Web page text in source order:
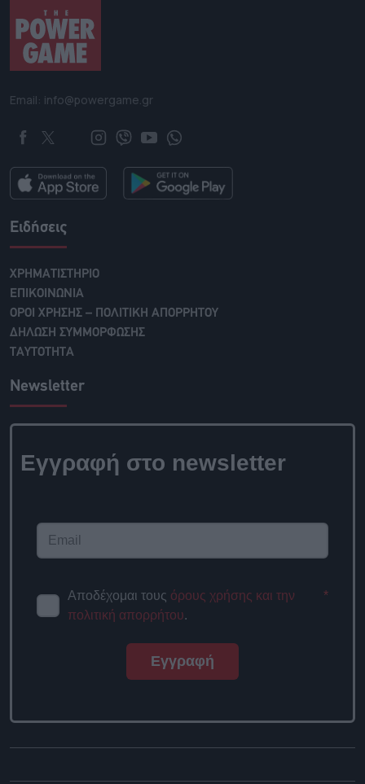
Email: info@powergame.gr
Ειδήσεις
ΧΡΗΜΑΤΙΣΤΗΡΙΟ
ΕΠΙΚΟΙΝΩΝΙΑ
ΟΡΟΙ ΧΡΗΣΗΣ – ΠΟΛΙΤΙΚΗ ΑΠΟΡΡΗΤΟΥ
ΔΗΛΩΣΗ ΣΥΜΜΟΡΦΩΣΗΣ
ΤΑΥΤΟΤΗΤΑ
Newsletter
Εγγραφή στο
Αποδέχομαι τους
και την πολιτική απορρήτου